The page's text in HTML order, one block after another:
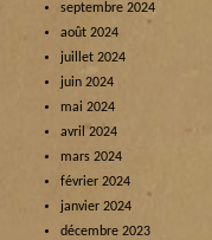
septembre 2024
août 2024
juillet 2024
juin 2024
mai 2024
avril 2024
mars 2024
février 2024
janvier 2024
décembre 2023